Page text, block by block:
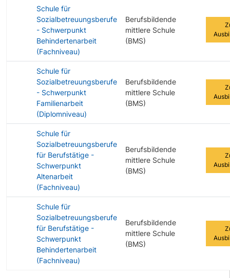
Schule für
Sozialbetreuungsberufe
- Schwerpunkt
Behindertenarbeit
(Fachniveau)
Berufsbildende
mittlere Schule
(BMS)
Schule für
Sozialbetreuungsberufe
- Schwerpunkt
Familienarbeit
(Diplomniveau)
Berufsbildende
mittlere Schule
(BMS)
Schule für
Sozialbetreuungsberufe
für Berufstätige -
Schwerpunkt
Altenarbeit
(Fachniveau)
Berufsbildende
mittlere Schule
(BMS)
Schule für
Sozialbetreuungsberufe
für Berufstätige -
Schwerpunkt
Behindertenarbeit
(Fachniveau)
Berufsbildende
mittlere Schule
(BMS)